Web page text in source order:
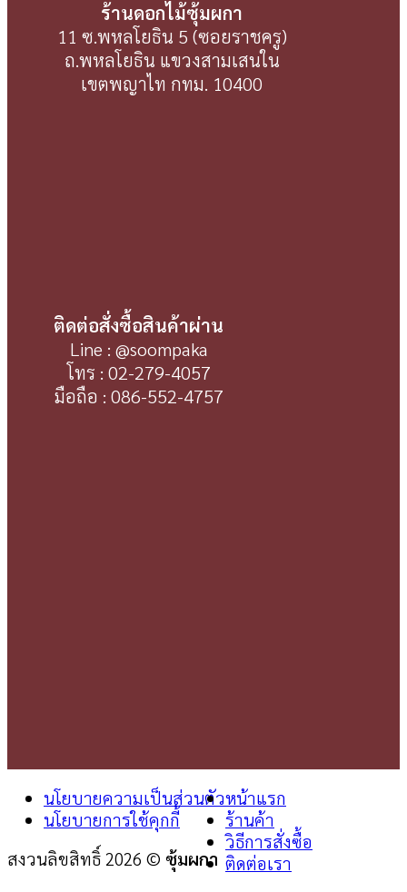
ร้านดอกไม้ซุ้มผกา
11 ซ.พหลโยธิน 5 (ซอยราชครู)
ถ.พหลโยธิน แขวงสามเสนใน
เขตพญาไท กทม. 10400
ติดต่อสั่งซื้อสินค้าผ่าน
Line : @soompaka
โทร : 02-279-4057
มือถือ : 086-552-4757
นโยบายความเป็นส่วนตัว
นโยบายการใช้คุกกี้
สงวนลิขสิทธิ์ 2026 © ซุ้มผกา
หน้าแรก
ร้านค้า
วิธีการสั่งซื้อ
ติดต่อเรา